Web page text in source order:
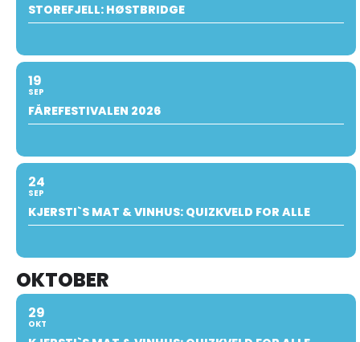
STOREFJELL: HØSTBRIDGE
19
SEP
FÅREFESTIVALEN 2026
24
SEP
KJERSTI`S MAT & VINHUS: QUIZKVELD FOR ALLE
OKTOBER
29
OKT